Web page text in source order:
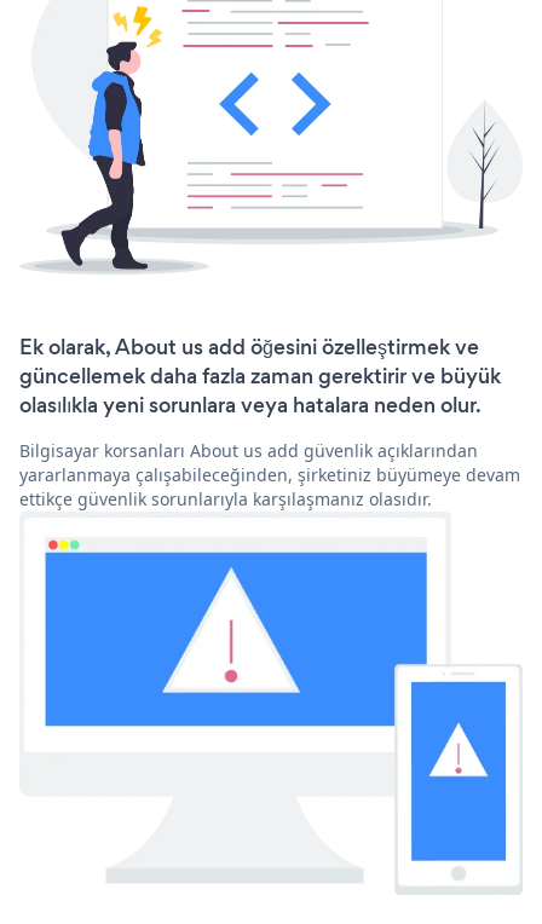
Ek olarak, About us add öğesini özelleştirmek ve
güncellemek daha fazla zaman gerektirir ve büyük
olasılıkla yeni sorunlara veya hatalara neden olur.
Bilgisayar korsanları About us add güvenlik açıklarından
yararlanmaya çalışabileceğinden, şirketiniz büyümeye devam
ettikçe güvenlik sorunlarıyla karşılaşmanız olasıdır.